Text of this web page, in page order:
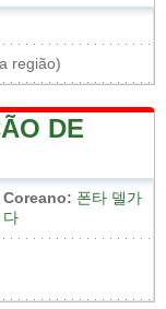
região)
DE
Coreano: 폰타 델가
다